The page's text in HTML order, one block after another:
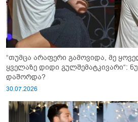
“თუმცა არაფერი გამოვიდა, მე
ყველაზე დიდი გულშემატკივარი“:
დაშორდა?
30.07.2026